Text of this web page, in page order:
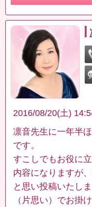
2016/08/20(土)
凛音先生に一年半
です。
すこしでもお役に
内容になりますが
と思い投稿いたし
（片思い）でお掛